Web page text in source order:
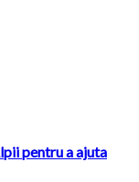
pentru a ajuta